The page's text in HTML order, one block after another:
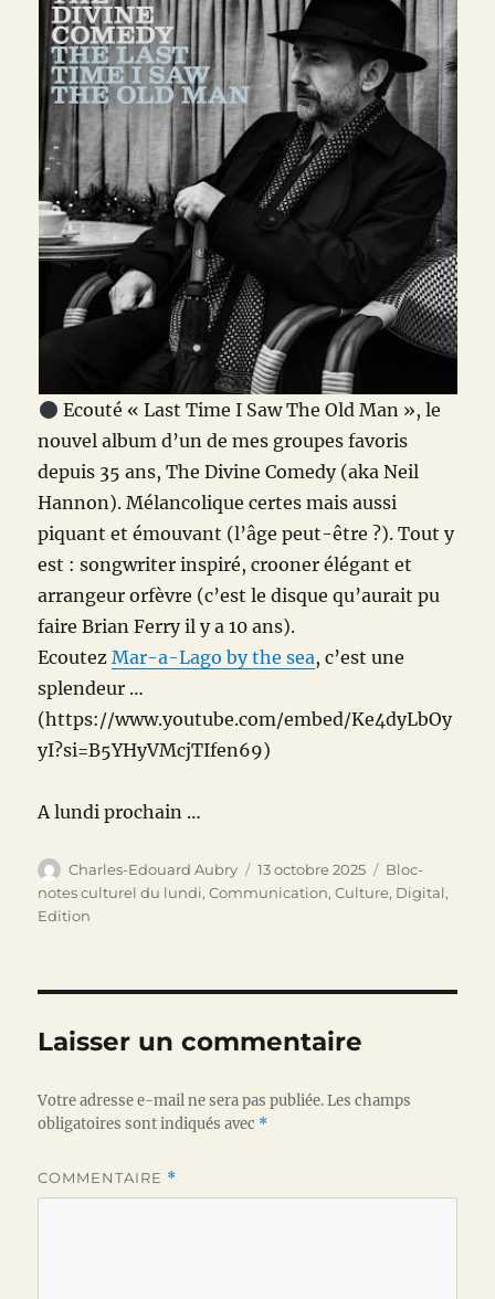
Ecouté « Last Time I Saw The Old Man », le
nouvel album d’un de mes groupes favoris
depuis 35 ans, The Divine Comedy (aka Neil
Hannon). Mélancolique certes mais aussi
piquant et émouvant (l’âge peut-être ?). Tout y
est : songwriter inspiré, crooner élégant et
arrangeur orfèvre (c’est le disque qu’aurait pu
faire Brian Ferry il y a 10 ans).
EcoutezMar-a-Lago by the sea, c’est une
splendeur …
(https://www.youtube.com/embed/Ke4dyLbOy
yI?si=B5YHyVMcjTIfen69)
A lundi prochain …
Auteur
Charles-Edouard Aubry
Publié
le
13 octobre 2025 Catégories
Bloc-
notes culturel du lundi,Communication,Culture, Digital,
Edition
Laisser un commentaire
Votre adresse e-mail ne sera pas publiée. Les champs
obligatoires sont indiqués avec *
COMMENTAIRE *